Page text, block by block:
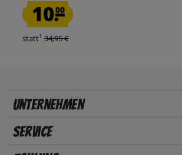
10.00
statt1 34,95 €
Unternehmen
Service